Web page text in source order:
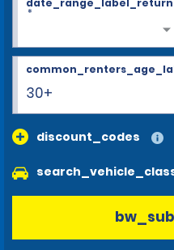
*
30+
discount_codes